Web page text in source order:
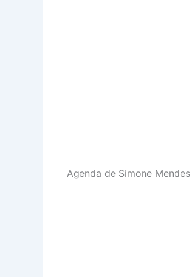
Agenda de Simone